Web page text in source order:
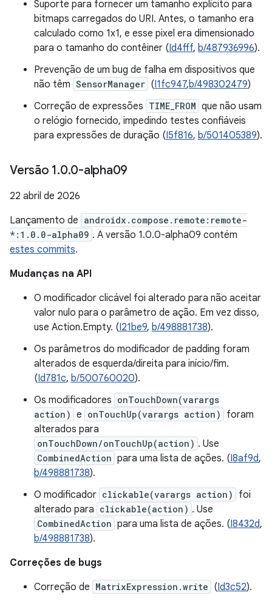
Suporte para fornecer um tamanho explícito para
bitmaps carregados do URI. Antes, o tamanho era
calculado como 1x1, e esse pixel era dimensionado
para o tamanho do contêiner (Id4fff, b/487936996).
Prevenção de um bug de falha em dispositivos que
não têm SensorManager (I1fc947,b/498302479)
Correção de expressões TIME_FROM que não usam
o relógio fornecido, impedindo testes confiáveis
para expressões de duração (I5f816, b/501405389).
Versão 1.0.0-alpha09
22 abril de 2026
Lançamento de androidx.compose.remote:remote-
*:1.0.0-alpha09 . A versão 1.0.0-alpha09 contém
estes commits.
Mudanças na API
O modificador clicável foi alterado para não aceitar
valor nulo para o parâmetro de ação. Em vez disso,
use Action.Empty. (I21be9, b/498881738).
Os parâmetros do modificador de padding foram
alterados de esquerda/direita para início/fim.
(Id781c, b/500760020).
Os modificadores onTouchDown(varargs
action) e onTouchUp(varargs action)
foram
alterados para
onTouchDown/onTouchUp(action) . Use
CombinedAction para uma lista de ações. (I8af9d,
b/498881738).
O modificador clickable(varargs action)
foi
alterado para clickable(action) . Use
CombinedAction para uma lista de ações. (I8432d,
b/498881738).
Correções de bugs
Correção de MatrixExpression.write (Id3c52).